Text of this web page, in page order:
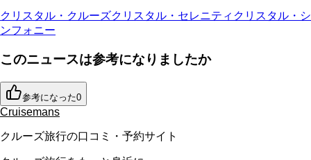
クリスタル・クルーズクリスタル・セレニティ クリスタル・シ
ンフォニー
このニュースは参考になりましたか
参考になった0
Cruisemans
クルーズ旅行の口コミ・予約サイト